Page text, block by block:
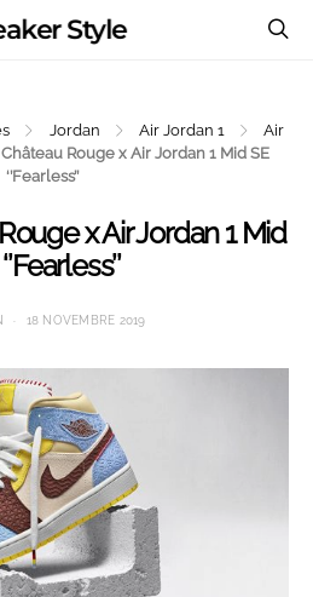
Style
Jordan Air Jordan 1
Air
Rouge x Air Jordan 1 Mid SE
‘’Fearless’’
x Air Jordan 1 Mid
18 NOVEMBRE 2019